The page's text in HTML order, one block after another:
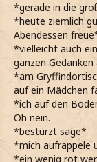
*gerade in die
*heute ziemlich
Abendessen
*vielleicht auch
ganzen
*am
auf ein Mädchen
*ich auf den
Oh nein.
*bestürzt sage*
*mich aufrappele
*ein wenig rot